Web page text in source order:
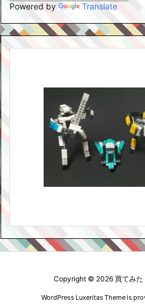
Powered by Translate
Copyright © 2026 買てみた
WordPress Luxeritas Theme is